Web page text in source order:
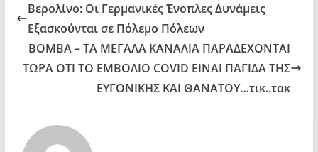
Βερολίνο: Οι Γερμανικές Ένοπλες Δυνάμεις
Εξασκούνται σε Πόλεμο Πόλεων
ΒΟΜΒΑ – ΤΑ ΜΕΓΑΛA ΚΑΝΑΛΙΑ ΠΑΡΑΔΕΧΟΝΤΑΙ
ΤΩΡΑ ΟΤΙ ΤΟ ΕΜΒΟΛΙΟ COVID ΕΙΝΑΙ ΠΑΓΙΔΑ ΤΗΣ
ΕΥΓΟΝΙΚΗΣ ΚΑΙ ΘΑΝΑΤΟΥ…τικ..τακ